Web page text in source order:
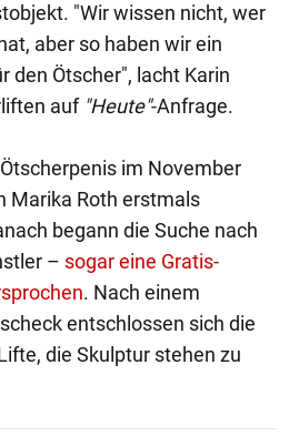
"Wir wissen nicht, wer
aber so haben wir ein
den Ötscher", lacht Karin
auf "Heute"-Anfrage.
im November
Marika Roth erstmals
begann die Suche nach
– sogar eine Gratis-
. Nach einem
entschlossen sich die
die Skulptur stehen zu